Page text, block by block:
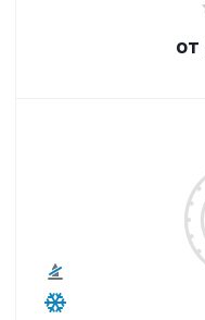
от